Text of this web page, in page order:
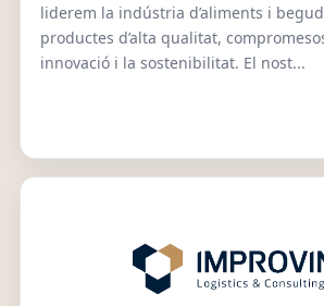
liderem la indústria d’aliments i
productes d’alta qualitat,
innovació i la sostenibilitat. El nost...